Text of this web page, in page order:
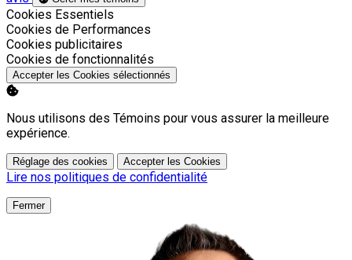
Activer
Cookies Essentiels
Activer
Cookies de Performances
Activer
Cookies publicitaires
Activer
Cookies de fonctionnalités
Accepter les Cookies sélectionnés
Nous utilisons des Témoins pour vous assurer la meilleure
expérience.
Réglage des cookies Accepter les Cookies
Lire nos politiques de confidentialité
Fermer